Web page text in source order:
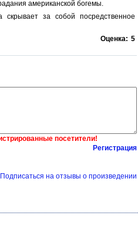
американской богемы.
за собой посредственное
Оценка: 5
посетители!
Регистрация
Подписаться на отзывы о произведении